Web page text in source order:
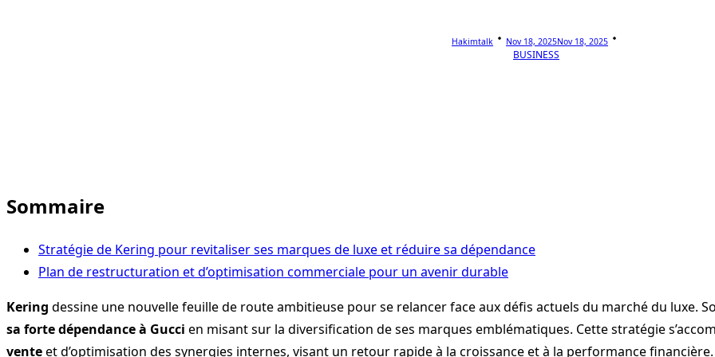
Hakimtalk Nov 18, 2025Nov 18, 2025
BUSINESS
Sommaire
Stratégie de Kering pour revitaliser ses marques de luxe et réduire sa dépendance
Plan de restructuration et d’optimisation commerciale pour un avenir durable
Kering dessine une nouvelle feuille de route ambitieuse pour se relancer face aux défis actuels du marché du luxe.
sa forte dépendance à Gucci en misant sur la diversification de ses marques emblématiques. Cette stratégie
venteet d’optimisation des synergies internes, visant un retour rapide à la croissance et à la performance